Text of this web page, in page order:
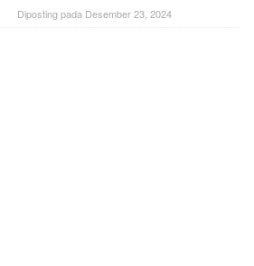
Diposting pada Desember 23, 2024